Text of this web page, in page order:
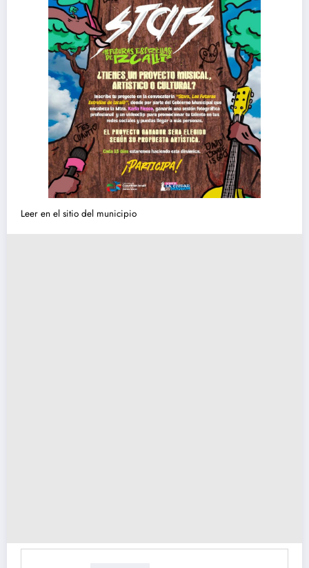
Leer en el sitio del municipio